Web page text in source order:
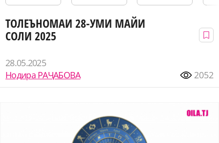
ТОЛЕЪНОМАИ 28-УМИ МАЙИ
СОЛИ 2025
28.05.2025
Нодира РАҶАБОВА
2052